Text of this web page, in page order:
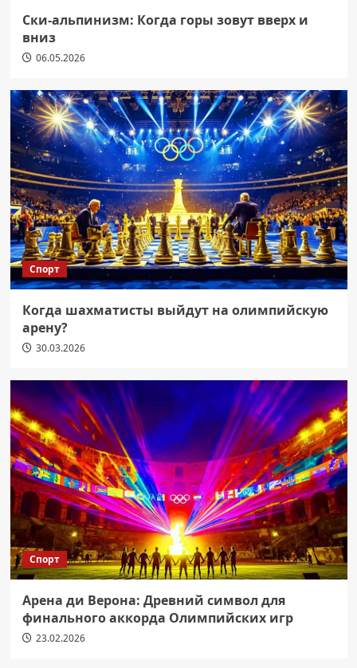
Ски-альпинизм: Когда горы зовут вверх и
вниз
06.05.2026
Спорт
Когда шахматисты выйдут на олимпийскую
арену?
30.03.2026
Спорт
Арена ди Верона: Древний символ для
финального аккорда Олимпийских игр
23.02.2026